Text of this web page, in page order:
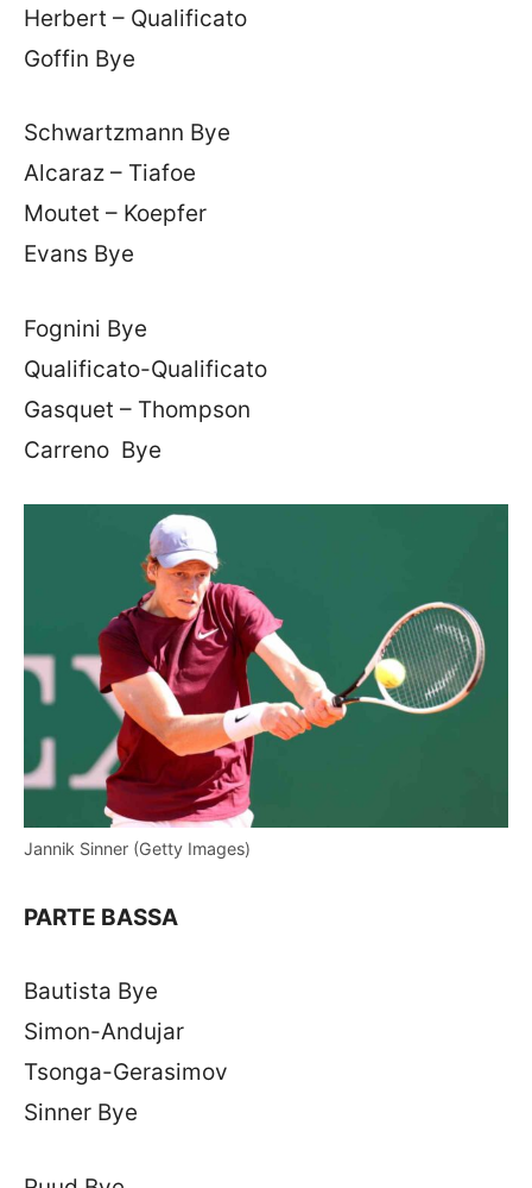
Herbert – Qualificato
Goffin Bye
Schwartzmann Bye
Alcaraz – Tiafoe
Moutet – Koepfer
Evans Bye
Fognini Bye
Qualificato-Qualificato
Gasquet – Thompson
Carreno Bye
Jannik Sinner (Getty Images)
PARTE BASSA
Bautista Bye
Simon-Andujar
Tsonga-Gerasimov
Sinner Bye